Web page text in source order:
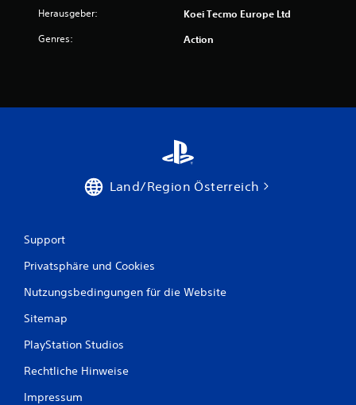
n
s
Herausgeber: Koei Tecmo Europe Ltd
Genres: Action
Land/Region Österreich
Support
Privatsphäre und Cookies
Nutzungsbedingungen für die Website
Sitemap
PlayStation Studios
Rechtliche Hinweise
Impressum